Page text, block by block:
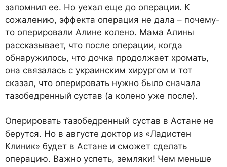
запомнил ее. Но уехал еще до операции. К
сожалению, эффекта операция не дала – почему-
то оперировали Алине колено. Мама Алины
рассказывает, что после операции, когда
обнаружилось, что дочка продолжает хромать,
она связалась с украинским хирургом и тот
сказал, что оперировать нужно было сначала
тазобедренный сустав (а колено уже после).
Оперировать тазобедренный сустав в Астане не
берутся. Но в августе доктор из «Ладистен
Клиник» будет в Астане и сможет сделать
операцию. Важно успеть, земляки! Чем меньше